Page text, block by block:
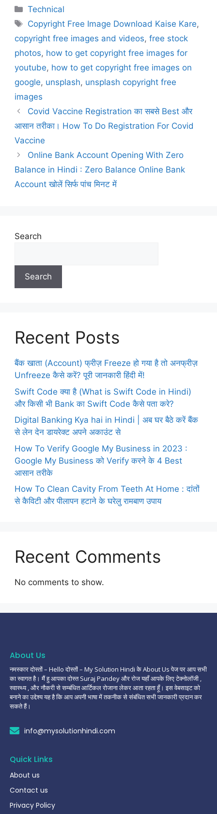
Technical
Copyright Free Image Download Kaise Kare,
copyright free images and videos, free stock
photos, how to get copyright free images for
youtube, how to get copyright free images on
google, unsplash, unsplash copyright free
images
Covid Vaccine Registration का सबसे Best और
आसान तरीका। How To Do Registration For Covid
Vaccine
Online Bank Account Opening With Zero
Balance in Hindi : Zero Balance Online Bank
Account खोलें सिर्फ पांच मिनट में
Search
Search
Recent Posts
बैंक खाता (Account) फ्रीज़ Freeze हो गया है तो अनफ्रीज़
Unfreeze कैसे करें? पूरी जानकारी हिंदी में!
Swift Code क्या है (What is Swift Code in Hindi)
और किसी भी Bank का Swift Code कैसे पता करे?
Digital Banking Kya hai in Hindi | अब घर बैठे करें बैंक
से लेन देन डायरेक्ट अपने अकाउंट से
How To Verify Google My Business in 2023 :
Google My Business को Verify करने के 4 Best
आसान तरीके
How To Clean Cavity From Teeth At Home : दांतों
से कैविटी और पीलापन हटाने के घरेलु रामबाण उपाय
Recent Comments
No comments to show.
About Us
नमस्कार दोस्तों – Hello दोस्तों – My Solution Hindi के About Us पेज पर आप सभी
का स्वागत है। मैं हु आपका दोस्त Suraj Pandey और रोज यहाँ आपके लिए टेक्नोलॉजी ,
स्वास्थ्य , और नौकरी से सम्बंधित आर्टिकल रोजाना लेकर आता रहता हूँ। इस वेबसाइट को
बनाने का उद्देश्य यह है कि आप अपनी भाषा में तकनीक से संबंधित सभी जानकारी प्रदान कर
सकते हैं।
info@mysolutionhindi.com
Quick Links
About us
Contact us
Privacy Policy